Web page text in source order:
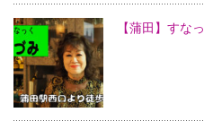
【蒲田】すな